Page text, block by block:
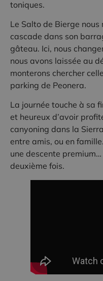
toniques.
Le Salto de Bierge
cascade dans son
gâteau. Ici, nous
nous avons laissée au
monterons chercher
parking de Peonera.
La journée touche à sa
et heureux d’avoir
canyoning dans la
entre amis, ou en
une descente
deuxième fois.